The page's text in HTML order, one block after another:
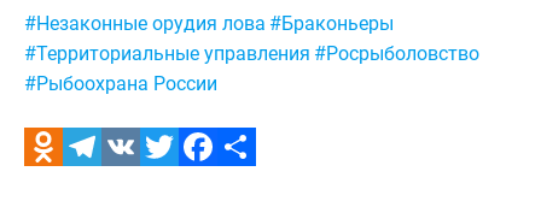
Метки:
#Незаконные орудия лова #Браконьеры
#Территориальные управления #Росрыболовство
#Рыбоохрана России